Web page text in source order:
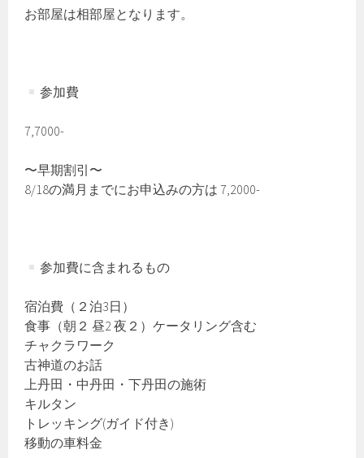
お部屋は相部屋となります。
参加費
7,7000-
〜早期割引〜
8/18の満月までにお申込みの方は 7,2000-
参加費に含まれるもの
宿泊費（２泊3日）
食事（朝２ 昼2 夜２）ケータリング含む
チャクラワーク
古神道のお話
上丹田・中丹田・下丹田の施術
キルタン
トレッキング(ガイド付き)
移動の車料金